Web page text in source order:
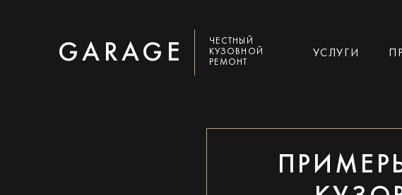
GARAGE
ЧЕСТНЫЙ
КУЗОВНОЙ
РЕМОНТ
УСЛУГИ